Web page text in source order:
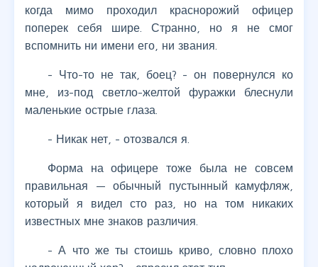
когда мимо проходил краснорожий офицер
поперек себя шире. Странно, но я не смог
вспомнить ни имени его, ни звания.
- Что-то не так, боец? - он повернулся ко
мне, из-под светло-желтой фуражки блеснули
маленькие острые глаза.
- Никак нет, - отозвался я.
Форма на офицере тоже была не совсем
правильная — обычный пустынный камуфляж,
который я видел сто раз, но на том никаких
известных мне знаков различия.
- А что же ты стоишь криво, словно плохо